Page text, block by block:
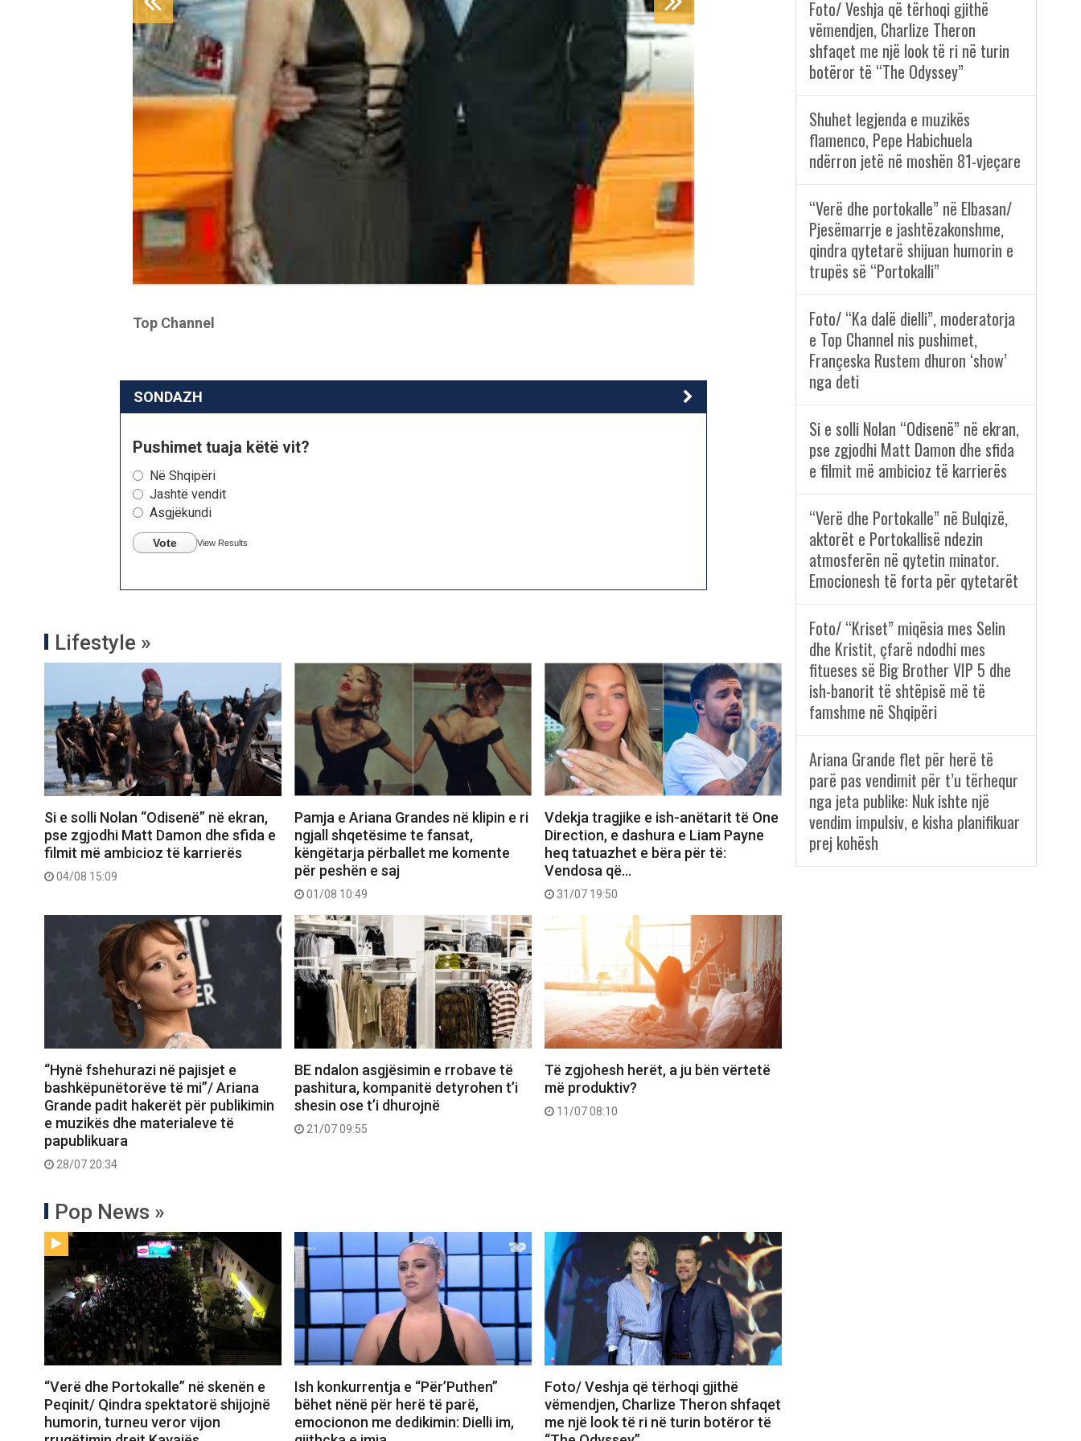
Top Channel
SONDAZH
Pushimet tuaja këtë vit?
Në Shqipëri
Jashtë vendit
Asgjëkundi
Vote View Results
Lifestyle »
Si e solli Nolan “Odisenë” në ekran,
pse zgjodhi Matt Damon dhe sfida e
filmit më ambicioz të karrierës
04/08 15:09
Pamja e Ariana Grandes në klipin e ri
ngjall shqetësime te fansat,
këngëtarja përballet me komente
për peshën e saj
01/08 10:49
Vdekja tragjike e ish-anëtarit të One
Direction, e dashura e Liam Payne
heq tatuazhet e bëra për të:
Vendosa që…
31/07 19:50
“Hynë fshehurazi në pajisjet e
bashkëpunëtorëve të mi”/ Ariana
Grande padit hakerët për publikimin
e muzikës dhe materialeve të
papublikuara
28/07 20:34
BE ndalon asgjësimin e rrobave të
pashitura, kompanitë detyrohen t’i
shesin ose t’i dhurojnë
21/07 09:55
Të zgjohesh herët, a ju bën vërtetë
më produktiv?
11/07 08:10
Pop News »
“Verë dhe Portokalle” në skenën e
Peqinit/ Qindra spektatorë shijojnë
humorin, turneu veror vijon
Ish konkurrentja e “Për’Puthen”
bëhet nënë për herë të parë,
emocionon me dedikimin: Dielli im,
Foto/ Veshja që tërhoqi gjithë
vëmendjen, Charlize Theron shfaqet
me një look të ri në turin botëror të
Foto/ Veshja që tërhoqi gjithë
vëmendjen, Charlize Theron
shfaqet me një look të ri në turin
botëror të “The Odyssey”
Shuhet legjenda e muzikës
flamenco, Pepe Habichuela
ndërron jetë në moshën 81-vjeçare
“Verë dhe portokalle” në Elbasan/
Pjesëmarrje e jashtëzakonshme,
qindra qytetarë shijuan humorin e
trupës së “Portokalli”
Foto/ “Ka dalë dielli”, moderatorja
e Top Channel nis pushimet,
Françeska Rustem dhuron ‘show’
nga deti
Si e solli Nolan “Odisenë” në ekran,
pse zgjodhi Matt Damon dhe sfida
e filmit më ambicioz të karrierës
“Verë dhe Portokalle” në Bulqizë,
aktorët e Portokallisë ndezin
atmosferën në qytetin minator.
Emocionesh të forta për qytetarët
Foto/ “Kriset” miqësia mes Selin
dhe Kristit, çfarë ndodhi mes
fitueses së Big Brother VIP 5 dhe
ish-banorit të shtëpisë më të
famshme në Shqipëri
Ariana Grande flet për herë të
parë pas vendimit për t’u tërhequr
nga jeta publike: Nuk ishte një
vendim impulsiv, e kisha planifikuar
prej kohësh